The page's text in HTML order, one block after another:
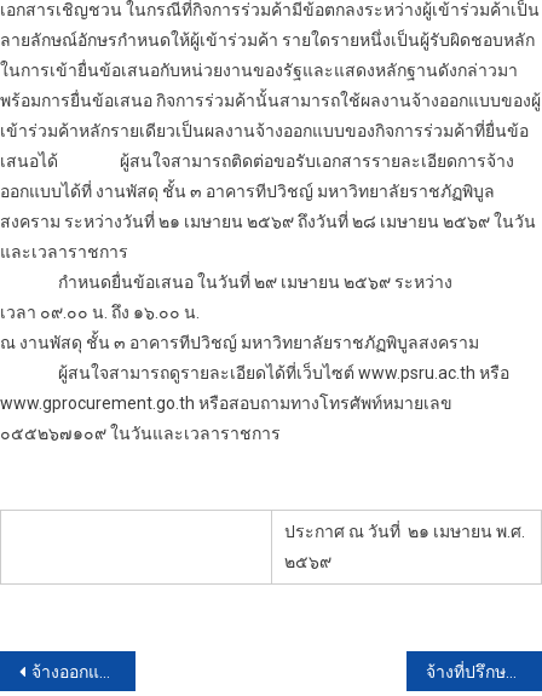
เอกสารเชิญชวน ในกรณีที่กิจการร่วมค้ามีข้อตกลงระหว่างผู้เข้าร่วมค้าเป็น
ลายลักษณ์อักษรกำหนดให้ผู้เข้าร่วมค้า รายใดรายหนึ่งเป็นผู้รับผิดชอบหลัก
ในการเข้ายื่นข้อเสนอกับหน่วยงานของรัฐและแสดงหลักฐานดังกล่าวมา
พร้อมการยื่นข้อเสนอ กิจการร่วมค้านั้นสามารถใช้ผลงานจ้างออกแบบของผู้
เข้าร่วมค้าหลักรายเดียวเป็นผลงานจ้างออกแบบของกิจการร่วมค้าที่ยื่นข้อ
เสนอได้
ผู้สนใจสามารถติดต่อขอรับเอกสารรายละเอียดการจ้าง
ออกแบบได้ที่ งานพัสดุ ชั้น ๓ อาคารทีปวิชญ์ มหาวิทยาลัยราชภัฏพิบูล
สงคราม ระหว่างวันที่ ๒๑ เมษายน ๒๕๖๙ ถึงวันที่ ๒๘ เมษายน ๒๕๖๙ ในวัน
และเวลาราชการ
กำหนดยื่นข้อเสนอ ในวันที่ ๒๙ เมษายน ๒๕๖๙ ระหว่าง
เวลา ๐๙.๐๐ น. ถึง ๑๖.๐๐ น.
ณ งานพัสดุ ชั้น ๓ อาคารทีปวิชญ์ มหาวิทยาลัยราชภัฏพิบูลสงคราม
ผู้สนใจสามารถดูรายละเอียดได้ที่เว็บไซต์ www.psru.ac.th หรือ
www.gprocurement.go.th หรือสอบถามทางโทรศัพท์หมายเลข
๐๕๕๒๖๗๑๐๙ ในวันและเวลาราชการ
ประกาศ ณ วันที่ ๒๑ เมษายน พ.ศ.
๒๕๖๙
แนะแนว
จ้างออกแบบจ้างออกแบบพร้อมรายการคำนวณเพื่อใช้เป็นแบบมาตรฐานงานก่อสร้าง ขององค์การบริหารส่วนตำบลวังหลุม จำนวน ๑๙ โครงการ โดยวิธีประกาศเชิญชวนทั่วไป